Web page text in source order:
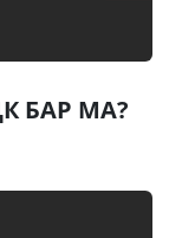
БАР МА?